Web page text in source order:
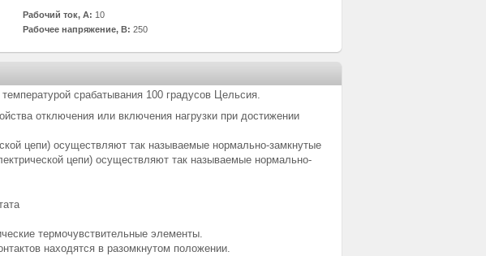
Рабочий ток, А: 10
Рабочее напряжение, В: 250
срабатывания 100 градусов Цельсия.
отключения или включения нагрузки при достижении
цепи) осуществляют так называемые нормально-замкнутые
цепи) осуществляют так называемые нормально-
термочувствительные элементы.
находятся в разомкнутом положении.